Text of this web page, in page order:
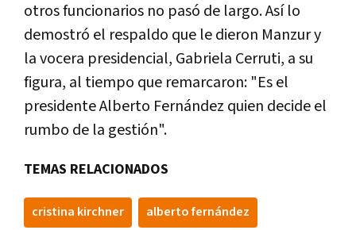
otros funcionarios no pasó de largo. Así lo
demostró el respaldo que le dieron Manzur y
la vocera presidencial, Gabriela Cerruti, a su
figura, al tiempo que remarcaron: "Es el
presidente Alberto Fernández quien decide el
rumbo de la gestión".
TEMAS RELACIONADOS
cristina kirchner alberto fernández